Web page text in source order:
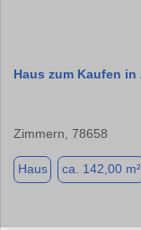
Haus zum Kaufen in
Zimmern, 78658
Haus ca. 142,00 m²